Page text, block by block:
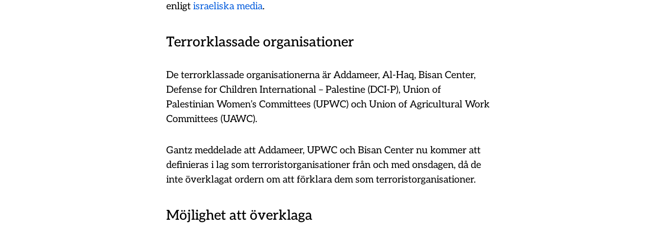
enligt israeliska media.
Terrorklassade organisationer
De terrorklassade organisationerna är Addameer, Al-Haq, Bisan Center,
Defense for Children International – Palestine (DCI-P), Union of
Palestinian Women’s Committees (UPWC) och Union of Agricultural Work
Committees (UAWC).
Gantz meddelade att Addameer, UPWC och Bisan Center nu kommer att
definieras i lag som terroristorganisationer från och med onsdagen, då de
inte överklagat ordern om att förklara dem som terroristorganisationer.
Möjlighet att överklaga